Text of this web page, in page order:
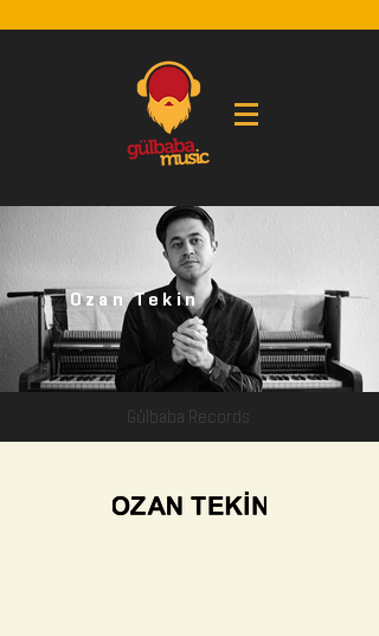
Ozan Tekin
Gülbaba Records